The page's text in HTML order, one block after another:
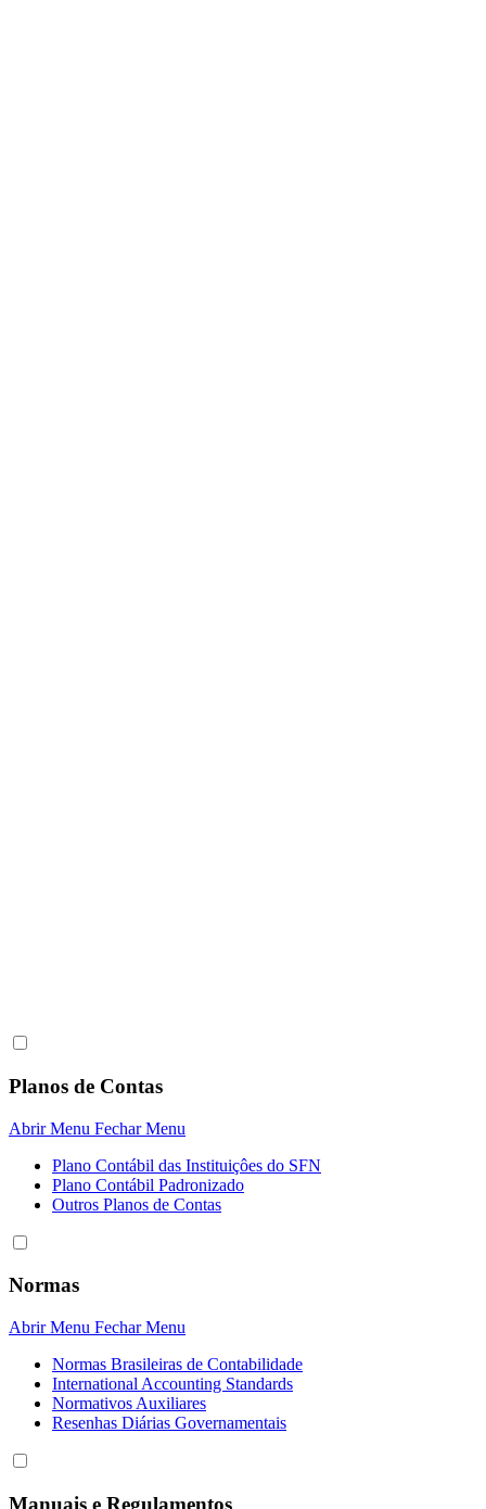
Planos de Contas
Abrir Menu Fechar Menu
Plano Contábil das Instituiçôes do SFN
Plano Contábil Padronizado
Outros Planos de Contas
Normas
Abrir Menu Fechar Menu
Normas Brasileiras de Contabilidade
International Accounting Standards
Normativos Auxiliares
Resenhas Diárias Governamentais
Manuais e Regulamentos